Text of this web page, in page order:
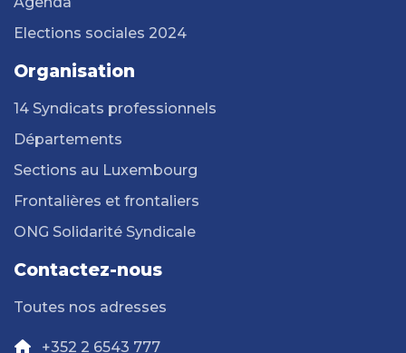
Elections sociales 2024
Organisation
14 Syndicats professionnels
Départements
Sections au Luxembourg
Frontalières et frontaliers
ONG Solidarité Syndicale
Contactez-nous
Toutes nos adresses
+352 2 6543 777